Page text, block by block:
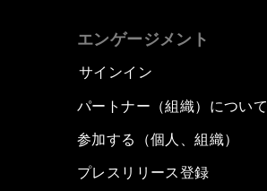
エンゲージメント
サインイン
パートナー（組織）について
参加する（個人、組織）
プレスリリース登録